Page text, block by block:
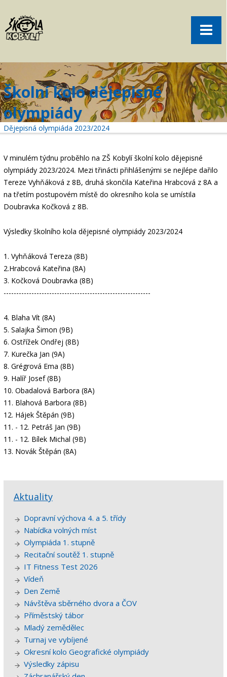
Aktuality
Volný čas
Kontakt
Akce
žákovská knížka
objednání obědů
Menu
Školní kolo dějepisné
olympiády
Dějepisná olympiáda 2023/2024
V minulém týdnu proběhlo na ZŠ Kobylí školní kolo dějepisné
olympiády 2023/2024. Mezi třinácti přihlášenými se nejlépe dařilo
Tereze Vyhňáková z 8B, druhá skončila Kateřina Hrabcová z 8A a
na třetím postupovém místě do okresního kola se umístila
Doubravka Kočková z 8B.
Výsledky školního kola dějepisné olympiády 2023/2024
1. Vyhňáková Tereza (8B)
2.Hrabcová Kateřina (8A)
3. Kočková Doubravka (8B)
----------------------------------------------------------
4. Blaha Vít (8A)
5. Salajka Šimon (9B)
6. Ostřížek Ondřej (8B)
7. Kurečka Jan (9A)
8. Grégrová Ema (8B)
9. Halíř Josef (8B)
10. Obadalová Barbora (8A)
11. Blahová Barbora (8B)
12. Hájek Štěpán (9B)
11. - 12. Petráš Jan (9B)
11. - 12. Bílek Michal (9B)
13. Novák Štěpán (8A)
Aktuality
Dopravní výchova 4. a 5. třídy
Nabídka volných míst
Olympiáda 1. stupně
Recitační soutěž 1. stupně
IT Fitness Test 2026
Vídeň
Den Země
Návštěva sběrného dvora a ČOV
Příměstský tábor
Mladý zemědělec
Turnaj ve vybíjené
Okresní kolo Geografické olympiády
Výsledky zápisu